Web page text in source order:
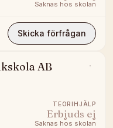
Saknas hos skolan
Skicka förfrågan
AB
TEORIHJÄLP
Erbjuds ej
Saknas hos skolan